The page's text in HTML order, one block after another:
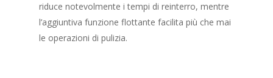
riduce notevolmente i tempi di reinterro, mentre
l’aggiuntiva funzione flottante facilita più che mai
le operazioni di pulizia.